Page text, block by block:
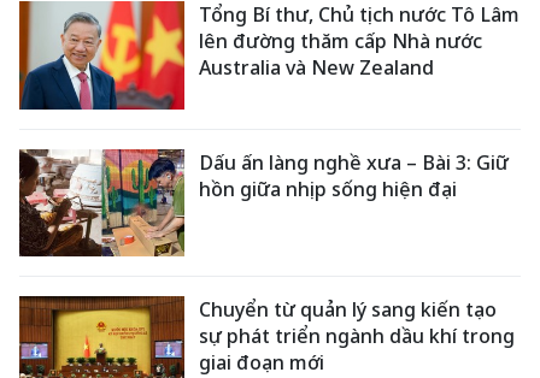
Tổng Bí thư, Chủ tịch nước Tô Lâm
lên đường thăm cấp Nhà nước
Australia và New Zealand
Dấu ấn làng nghề xưa – Bài 3: Giữ
hồn giữa nhịp sống hiện đại
Chuyển từ quản lý sang kiến tạo
sự phát triển ngành dầu khí trong
giai đoạn mới